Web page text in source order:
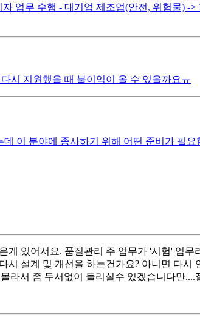
업무 수행 - 대기업 제조업(안전, 위험물) -
시 지원했을 때 불이익이 올 수 있을까요ㅠ
이 분야에 종사하기 위해 어떤 준비가 필
있어서요. 품질관리 주 업무가 '시험' 업
설계 및 개선을 하는건가요? 아니면 다시
라서 좀 두서없이 들리실수 있겠습니다만....